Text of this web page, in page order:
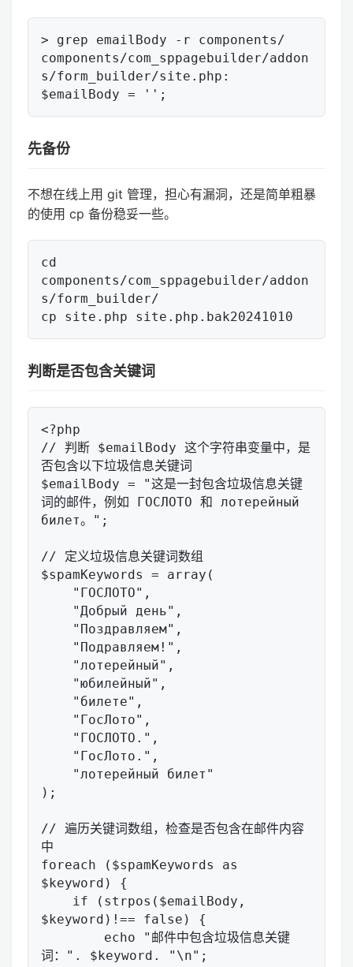
> grep emailBody -r components/
components/com_sppagebuilder/addon
s/form_builder/site.php:
先备份
不想在线上用 git 管理，担心有漏洞，还是简单粗暴
的使用 cp 备份稳妥一些。
cd
components/com_sppagebuilder/addon
s/form_builder/
判断是否包含关键词
<?php
// 判断 $emailBody 这个字符串变量中，是
否包含以下垃圾信息关键词
$emailBody = "这是一封包含垃圾信息关键
词的邮件，例如 ГОСЛОТО 和 лотерейный
билет。";
// 定义垃圾信息关键词数组
$spamKeywords = array(
);
// 遍历关键词数组，检查是否包含在邮件内容
中
foreach ($spamKeywords as
$keyword) {
$keyword)!== false) {
词：". $keyword. "\n";